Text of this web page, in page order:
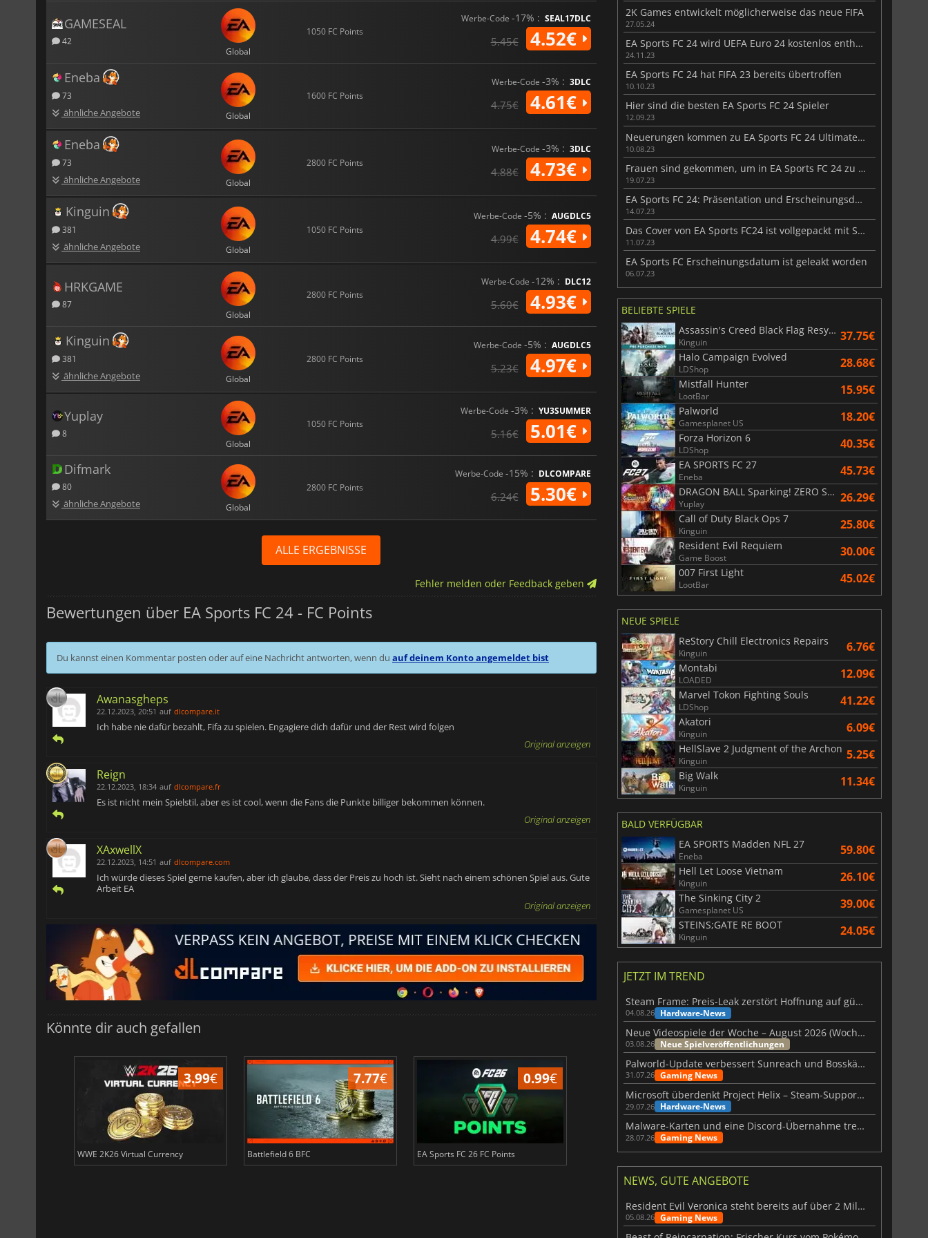
GAMESEAL
42
Global
1050 FC Points
Werbe-Code -17% : SEAL17DLC
5.45€ 4.52€
Eneba
73
ähnliche Angebote Global
1600 FC Points
Werbe-Code -3% : 3DLC
4.75€ 4.61€
Eneba
73
ähnliche Angebote Global
2800 FC Points
Werbe-Code -3% : 3DLC
4.88€ 4.73€
Kinguin
381
ähnliche Angebote Global
1050 FC Points
Werbe-Code -5% : AUGDLC5
4.99€ 4.74€
HRKGAME
87
Global
2800 FC Points
Werbe-Code -12% : DLC12
5.60€ 4.93€
Kinguin
381
ähnliche Angebote Global
2800 FC Points
Werbe-Code -5% : AUGDLC5
5.23€ 4.97€
Yuplay
8
Global
1050 FC Points
Werbe-Code -3% : YU3SUMMER
5.16€ 5.01€
Difmark
80
ähnliche Angebote Global
2800 FC Points
Werbe-Code -15% : DLCOMPARE
6.24€ 5.30€
ALLE ERGEBNISSE
Fehler melden oder Feedback geben
Bewertungen über EA Sports FC 24 - FC Points
Du kannst einen Kommentar posten oder auf eine Nachricht antworten, wenn du auf deinem Konto angemeldet bist
Awanasgheps
22.12.2023, 20:51 auf dlcompare.it
Ich habe nie dafür bezahlt, Fifa zu spielen. Engagiere dich dafür und der Rest wird folgen
Original anzeigen
Reign
22.12.2023, 18:34 auf dlcompare.fr
Es ist nicht mein Spielstil, aber es ist cool, wenn die Fans die Punkte billiger bekommen können.
Original anzeigen
XAxwellX
22.12.2023, 14:51 auf dlcompare.com
Ich würde dieses Spiel gerne kaufen, aber ich glaube, dass der Preis zu hoch ist. Sieht nach einem schönen Spiel aus. Gute
Arbeit EA
Original anzeigen
Könnte dir auch gefallen
3.99€
WWE 2K26 Virtual Currency
7.77€
Battlefield 6 BFC
0.99€
EA Sports FC 26 FC Points
3.64€
NBA 2K26 Virtual Currency Madden NFL 26 Points
2K Games entwickelt möglicherweise das neue FIFA
27.05.24
EA Sports FC 24 wird UEFA Euro 24 kostenlos enthalten
24.11.23
EA Sports FC 24 hat FIFA 23 bereits übertroffen
10.10.23
Hier sind die besten EA Sports FC 24 Spieler
12.09.23
Neuerungen kommen zu EA Sports FC 24 Ultimate Team
10.08.23
Frauen sind gekommen, um in EA Sports FC 24 zu bleiben
19.07.23
EA Sports FC 24: Präsentation und Erscheinungsdatum
14.07.23
Das Cover von EA Sports FC24 ist vollgepackt mit Stars
11.07.23
EA Sports FC Erscheinungsdatum ist geleakt worden
06.07.23
BELIEBTE SPIELE
Assassin's Creed Black Flag Resynced
Kinguin 37.75€
Halo Campaign Evolved
LDShop 28.68€
Mistfall Hunter
LootBar 15.95€
Palworld
Gamesplanet US 18.20€
Forza Horizon 6
LDShop 40.35€
EA SPORTS FC 27
Eneba 45.73€
DRAGON BALL Sparking! ZERO Super Limit Breaking NEO
Yuplay 26.29€
Call of Duty Black Ops 7
Kinguin 25.80€
Resident Evil Requiem
Game Boost 30.00€
007 First Light
LootBar 45.02€
NEUE SPIELE
ReStory Chill Electronics Repairs
Kinguin 6.76€
Montabi
LOADED 12.09€
Marvel Tokon Fighting Souls
LDShop 41.22€
Akatori
Kinguin 6.09€
HellSlave 2 Judgment of the Archon
Kinguin 5.25€
Big Walk
Kinguin 11.34€
BALD VERFÜGBAR
EA SPORTS Madden NFL 27
Eneba 59.80€
Hell Let Loose Vietnam
Kinguin 26.10€
The Sinking City 2
Gamesplanet US 39.00€
STEINS;GATE RE BOOT
Kinguin 24.05€
JETZT IM TREND
Steam Frame: Preis-Leak zerstört Hoffnung auf günstiges VR-Headset
04.08.26 Hardware-News
Neue Videospiele der Woche – August 2026 (Woche 32)
03.08.26 Neue Spielveröffentlichungen
Palworld-Update verbessert Sunreach und Bosskämpfe deutlich
31.07.26 Gaming News
Microsoft überdenkt Project Helix – Steam-Support gefährdet
29.07.26 Hardware-News
Malware-Karten und eine Discord-Übernahme treffen Meccha Chameleon
28.07.26 Gaming News
NEWS, GUTE ANGEBOTE
Resident Evil Veronica steht bereits auf über 2 Millionen Wunschlisten
05.08.26 Gaming News